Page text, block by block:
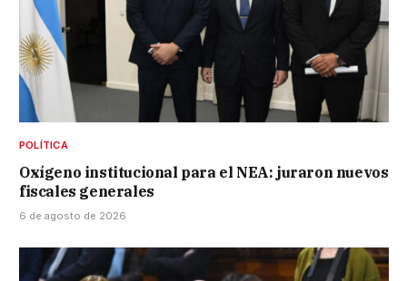
POLÍTICA
Oxígeno institucional para el NEA: juraron nuevos
fiscales generales
6 de agosto de 2026